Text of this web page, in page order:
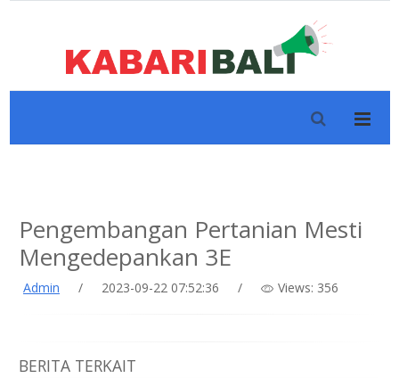
Pengembangan Pertanian Mesti
Mengedepankan 3E
Admin / 2023-09-22 07:52:36 / Views: 356
BERITA TERKAIT